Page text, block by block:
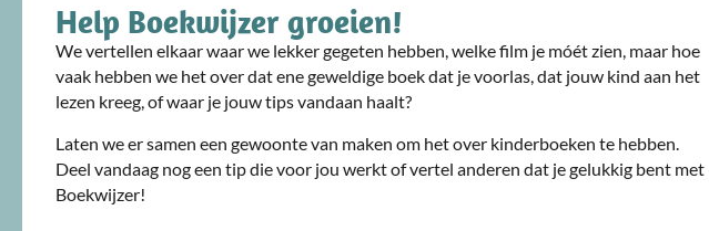
Help Boekwijzer groeien!
We vertellen elkaar waar we lekker gegeten hebben, welke film je móét zien, maar hoe
vaak hebben we het over dat ene geweldige boek dat je voorlas, dat jouw kind aan het
lezen kreeg, of waar je jouw tips vandaan haalt?
Laten we er samen een gewoonte van maken om het over kinderboeken te hebben.
Deel vandaag nog een tip die voor jou werkt of vertel anderen dat je gelukkig bent met
Boekwijzer!